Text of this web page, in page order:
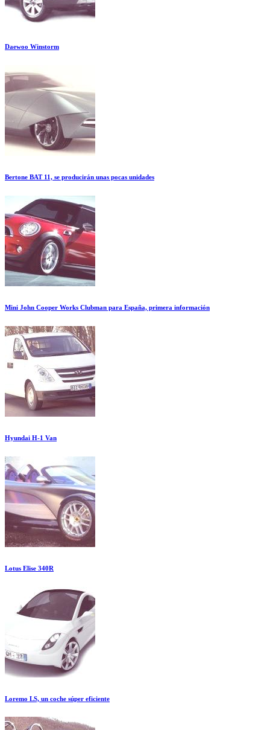
Daewoo Winstorm
Bertone BAT 11, se producirán unas pocas unidades
Mini John Cooper Works Clubman para España, primera información
Hyundai H-1 Van
Lotus Elise 340R
Loremo LS, un coche súper eficiente